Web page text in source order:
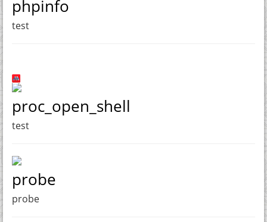
phpinfo
test
proc_open_shell
test
probe
probe